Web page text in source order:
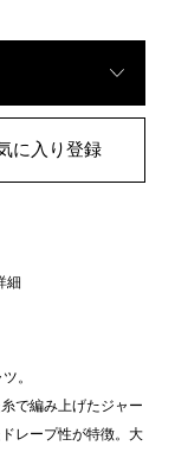
に入り登録
細
。
で編み上げたジャー
レープ性が特徴。大